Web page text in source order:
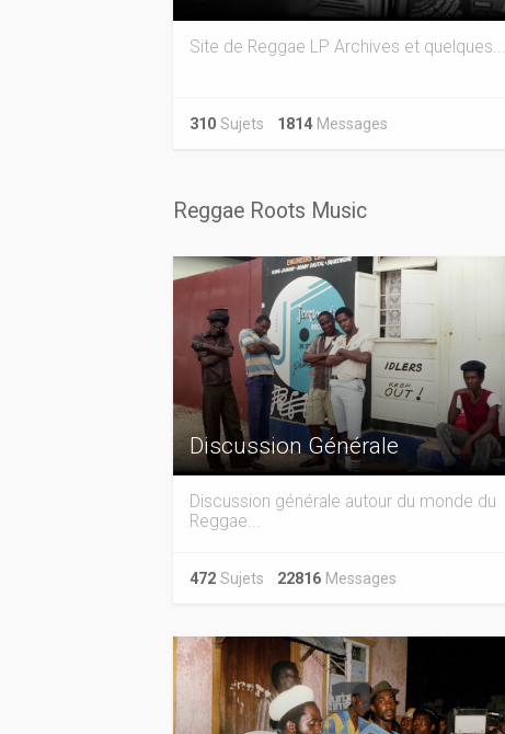
Site de Reggae LP Archives et quelques...
310 Sujets 1814 Messages
Reggae Roots Music
Discussion Générale
Discussion générale autour du monde du
Reggae...
472 Sujets 22816 Messages